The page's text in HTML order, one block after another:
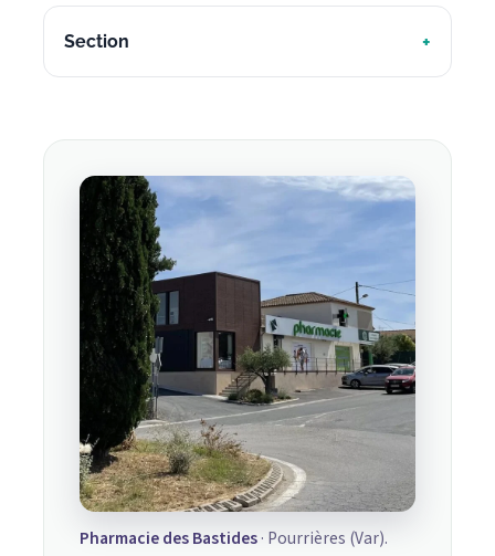
Section
Pharmacie des Bastides· Pourrières (Var).